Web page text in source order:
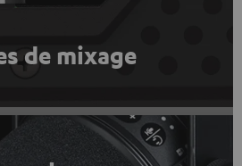
de mixage